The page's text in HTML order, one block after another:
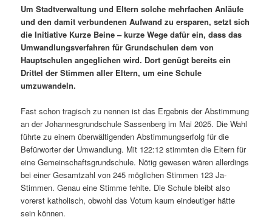
Um Stadtverwaltung und Eltern solche mehrfachen Anläufe
und den damit verbundenen Aufwand zu ersparen, setzt sich
die Initiative Kurze Beine – kurze Wege dafür ein, dass das
Umwandlungsverfahren für Grundschulen dem von
Hauptschulen angeglichen wird. Dort genügt bereits ein
Drittel der Stimmen aller Eltern, um eine Schule
umzuwandeln.
Fast schon tragisch zu nennen ist das Ergebnis der Abstimmung
an der Johannesgrundschule Sassenberg im Mai 2025. Die Wahl
führte zu einem überwältigenden Abstimmungserfolg für die
Befürworter der Umwandlung. Mit 122:12 stimmten die Eltern für
eine Gemeinschaftsgrundschule. Nötig gewesen wären allerdings
bei einer Gesamtzahl von 245 möglichen Stimmen 123 Ja-
Stimmen. Genau eine Stimme fehlte. Die Schule bleibt also
vorerst katholisch, obwohl das Votum kaum eindeutiger hätte
sein können.